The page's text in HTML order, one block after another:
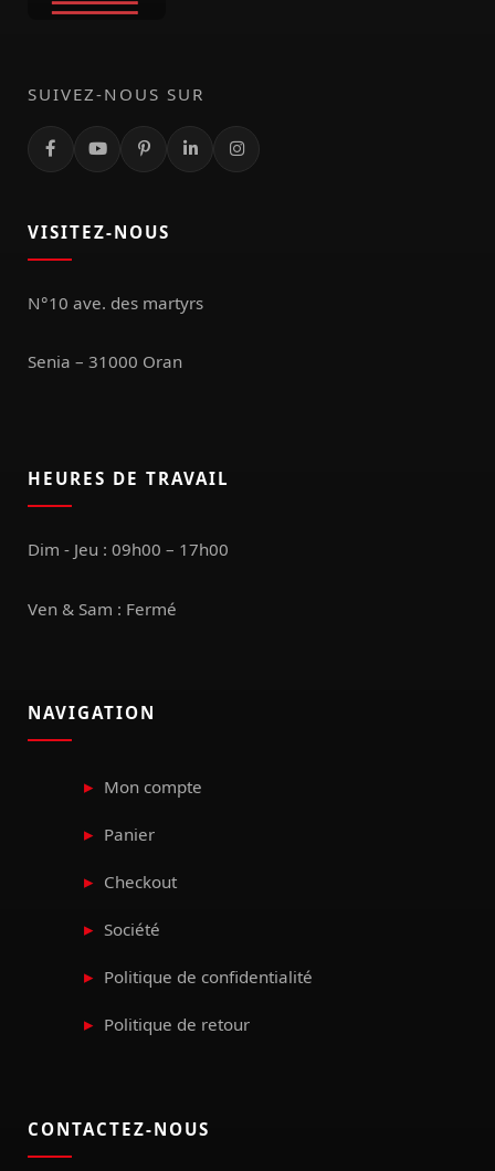
SUIVEZ-NOUS SUR
VISITEZ-NOUS
N°10 ave. des martyrs
Senia – 31000 Oran
HEURES DE TRAVAIL
Dim - Jeu : 09h00 – 17h00
Ven & Sam : Fermé
NAVIGATION
Mon compte
Panier
Checkout
Société
Politique de confidentialité
Politique de retour
CONTACTEZ-NOUS